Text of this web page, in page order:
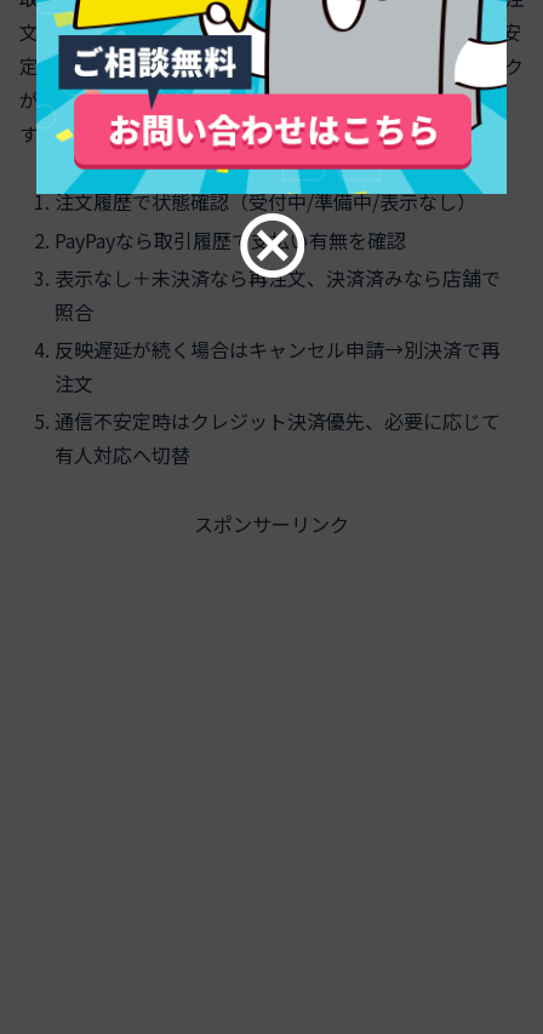
文番号照合、未完了ならやり直しを選びます。再決済は安
定性重視でクレジットカードを先に選択し、ネットワーク
が弱い場面では有人レジ決済へ切り替える手順が確実で
す。
注文履歴で状態確認（受付中/準備中/表示なし）
PayPayなら取引履歴で支払い有無を確認
表示なし＋未決済なら再注文、決済済みなら店舗で
照合
反映遅延が続く場合はキャンセル申請→別決済で再
注文
通信不安定時はクレジット決済優先、必要に応じて
有人対応へ切替
スポンサーリンク